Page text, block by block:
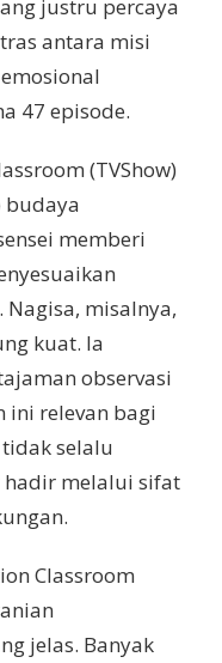
justru percaya
antara misi
47 episode.
(TVShow)
memberi
misalnya,
kuat. Ia
observasi
ini relevan bagi
selalu
hadir melalui sifat
Classroom
jelas. Banyak